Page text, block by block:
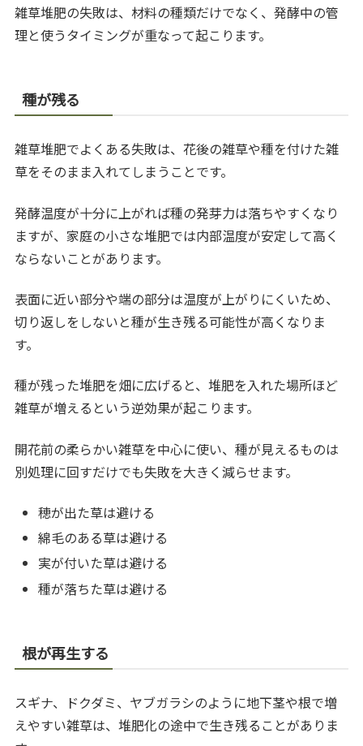
雑草堆肥の失敗は、材料の種類だけでなく、発酵中の管
理と使うタイミングが重なって起こります。
種が残る
雑草堆肥でよくある失敗は、花後の雑草や種を付けた雑
草をそのまま入れてしまうことです。
発酵温度が十分に上がれば種の発芽力は落ちやすくなり
ますが、家庭の小さな堆肥では内部温度が安定して高く
ならないことがあります。
表面に近い部分や端の部分は温度が上がりにくいため、
切り返しをしないと種が生き残る可能性が高くなりま
す。
種が残った堆肥を畑に広げると、堆肥を入れた場所ほど
雑草が増えるという逆効果が起こります。
開花前の柔らかい雑草を中心に使い、種が見えるものは
別処理に回すだけでも失敗を大きく減らせます。
穂が出た草は避ける
綿毛のある草は避ける
実が付いた草は避ける
種が落ちた草は避ける
根が再生する
スギナ、ドクダミ、ヤブガラシのように地下茎や根で増
えやすい雑草は、堆肥化の途中で生き残ることがありま